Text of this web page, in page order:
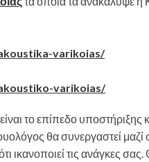
varikoias/
varikoias/
το επίπεδο
θα συνεργαστεί
ικανοποιεί τις ανάγκες